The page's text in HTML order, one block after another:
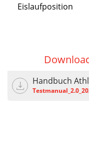
Eislaufposition
Handbuch